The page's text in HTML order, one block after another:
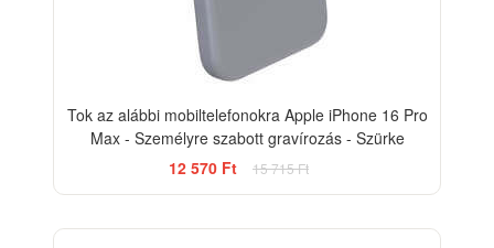
Tok az alábbi mobiltelefonokra Apple iPhone 16 Pro
Max - Személyre szabott gravírozás - Szürke
12 570 Ft
15 715 Ft